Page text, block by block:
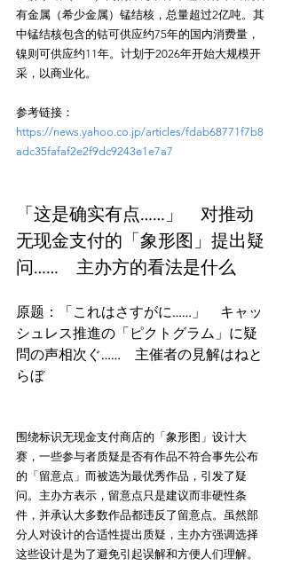
有金属（希少金属）锰结核，总量超过2亿吨。其
中锰结核包含的钴可供应约75年的国内消费量，
镍则可供应约11年。计划于2026年开始大规模开
采，以商业化。
参考链接：
https://news.yahoo.co.jp/articles/fdab68771f7b8
adc35fafaf2e2f9dc9243e1e7a7
「这是确实有点……」　对推动
无现金支付的「象形图」提出疑
问……　主办方的看法是什么
原题：「これはさすがに……」　キャッ
シュレス推進の「ピクトグラム」に疑
問の声相次ぐ……　主催者の見解はねと
らぼ
围绕标识无现金支付商店的「象形图」设计大
赛，一些参与者质疑是否有作品不符合事先公布
的「留意点」而被选为最优秀作品，引发了疑
问。主办方表示，留意点只是建议而非硬性条
件，并承认大多数作品都违反了留意点。虽然部
分人对设计的合适性提出质疑，主办方强调选择
这些设计是为了避免引起误解和方便人们理解。